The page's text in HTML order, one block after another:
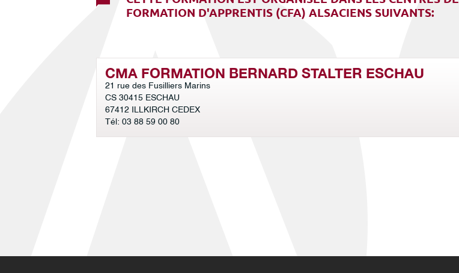
FORMATION D'APPRENTIS (CFA) ALSACIENS SUIVANTS:
CMA FORMATION BERNARD STALTER ESCHAU
21 rue des Fusilliers Marins
CS 30415 ESCHAU
67412 ILLKIRCH CEDEX
Tél: 03 88 59 00 80